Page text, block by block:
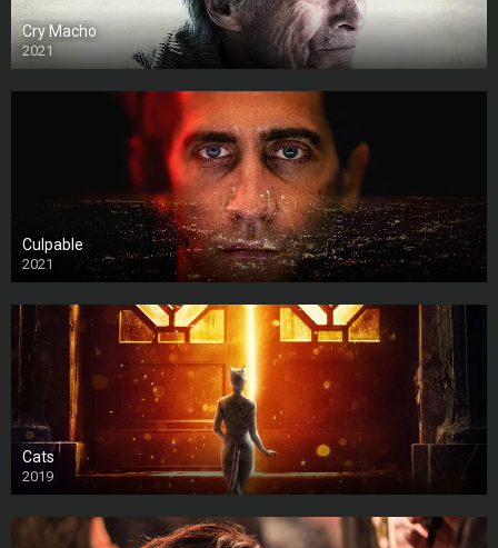
Cry Macho
2021
Culpable
2021
Cats
2019